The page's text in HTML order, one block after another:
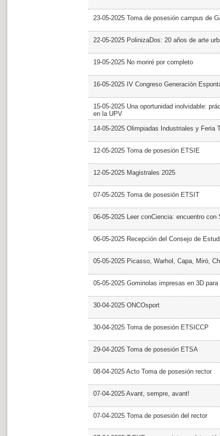
23-05-2025 Toma de posesión campus de
22-05-2025 PolinizaDos: 20 años de arte
19-05-2025 No moriré por completo
16-05-2025 IV Congreso Generación
15-05-2025 Una oportunidad inolvidable:
en la UPV
14-05-2025 Olimpiadas Industriales y Feria
12-05-2025 Toma de posesión ETSIE
12-05-2025 Magistrales 2025
07-05-2025 Toma de posesión ETSIT
06-05-2025 Leer conCiencia: encuentro con
06-05-2025 Recepción del Consejo de
05-05-2025 Picasso, Warhol, Capa, Miró,
05-05-2025 Gominolas impresas en 3D
30-04-2025 ONCOsport
30-04-2025 Toma de posesión ETSICCP
29-04-2025 Toma de posesión ETSA
08-04-2025 Acto Toma de posesión rector
07-04-2025 Avant, sempre, avant!
07-04-2025 Toma de posesión del rector